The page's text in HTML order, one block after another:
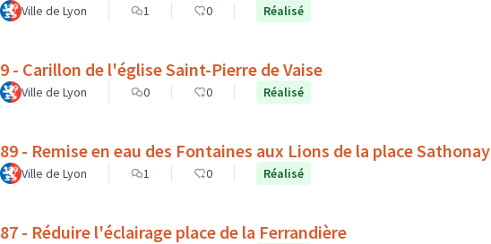
Ville de Lyon 1 0 Réalisé
9 - Carillon de l'église Saint-Pierre de Vaise
Ville de Lyon 0 0 Réalisé
89 - Remise en eau des Fontaines aux Lions de la place Sathonay
Ville de Lyon 1 0 Réalisé
87 - Réduire l'éclairage place de la Ferrandière